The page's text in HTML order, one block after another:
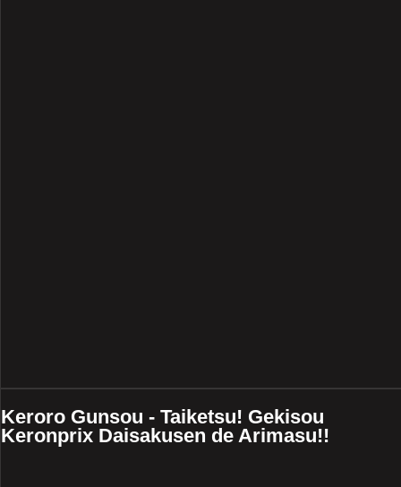
Keroro Gunsou - Taiketsu! Gekisou
Keronprix Daisakusen de Arimasu!!